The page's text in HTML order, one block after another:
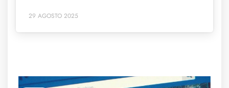
29 AGOSTO 2025